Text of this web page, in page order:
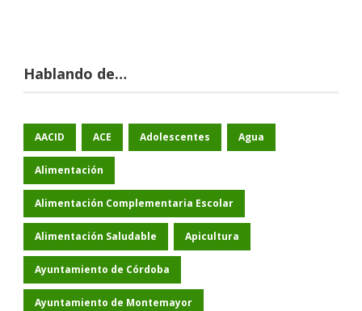
Hablando de…
AACID ACE Adolescentes Agua
Alimentación
Alimentación Complementaria Escolar
Alimentación Saludable Apicultura
Ayuntamiento de Córdoba
Ayuntamiento de Montemayor